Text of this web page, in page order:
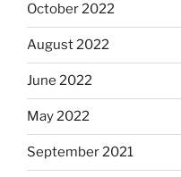
October 2022
August 2022
June 2022
May 2022
September 2021